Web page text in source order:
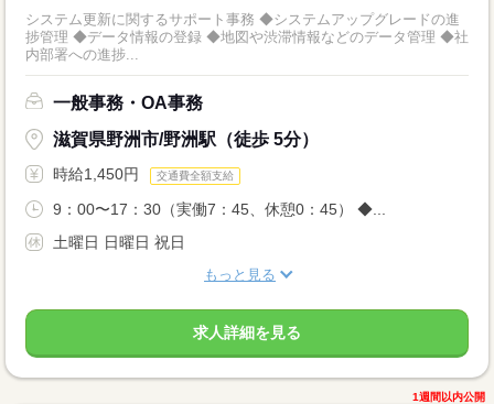
システム更新に関するサポート事務 ◆システムアップグレードの進
捗管理 ◆データ情報の登録 ◆地図や渋滞情報などのデータ管理 ◆社
内部署への進捗...
一般事務・OA事務
滋賀県野洲市/野洲駅（徒歩 5分）
時給1,450円 交通費全額支給
9：00〜17：30（実働7：45、休憩0：45） ◆...
土曜日 日曜日 祝日
もっと見る
求人詳細を見る
1週間以内公開